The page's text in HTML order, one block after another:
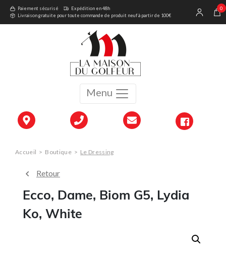
Menu
Paiement sécurisé
Expédition en 48h
Livraison gratuite pour toute commande de produit neuf à partir de 100€
0
Accueil > Boutique > Le Dressing
Retour
Ecco, Dame, Biom G5, Lydia
Ko, White